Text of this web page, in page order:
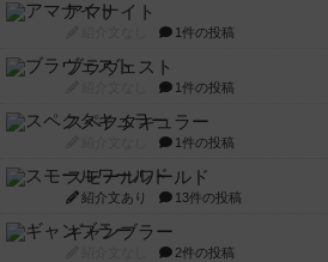
アマナイト
1件の投稿
ブラヴェスト
1件の投稿
スペクタキュラー
1件の投稿
スモールワールド
紹介文あり 13件の投稿
ギャンブラー
2件の投稿